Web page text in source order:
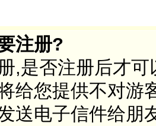
注册?
,是否注册后才
给您提供不对游
送电子信件给